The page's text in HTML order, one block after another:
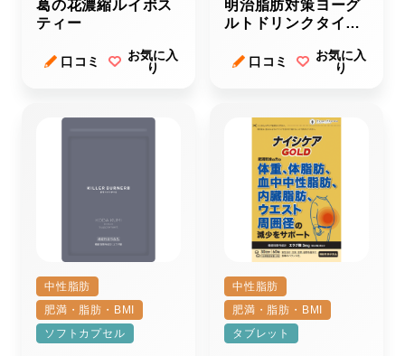
葛の花濃縮ルイボス
ティー
口コミ
お気に入
り
明治脂肪対策ヨーグ
ルトドリンクタイプ
口コミ
お気に入
り
中性脂肪
肥満・脂肪・BMI
ソフトカプセル
中性脂肪
肥満・脂肪・BMI
タブレット